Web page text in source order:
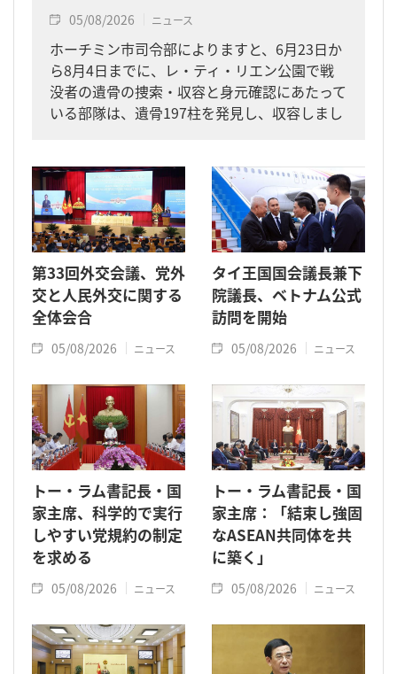
05/08/2026 ニュース
ホーチミン市司令部によりますと、6月23日か
ら8月4日までに、レ・ティ・リエン公園で戦
没者の遺骨の捜索・収容と身元確認にあたって
いる部隊は、遺骨197柱を発見し、収容しまし
第33回外交会議、党外
交と人民外交に関する
全体会合
05/08/2026 ニュース
タイ王国国会議長兼下
院議長、ベトナム公式
訪問を開始
05/08/2026 ニュース
トー・ラム書記長・国
家主席、科学的で実行
しやすい党規約の制定
を求める
05/08/2026 ニュース
トー・ラム書記長・国
家主席：「結束し強固
なASEAN共同体を共
に築く」
05/08/2026 ニュース